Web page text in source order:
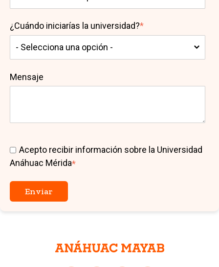
¿Cuándo iniciarías la universidad?*
Mensaje
Acepto recibir información sobre la Universidad
Anáhuac Mérida*